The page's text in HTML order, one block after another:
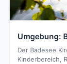
Umgebung:
Der Badesee
Kinderbereich,